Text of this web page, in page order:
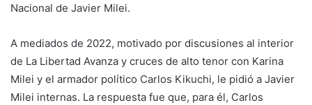
Nacional de Javier Milei.
A mediados de 2022, motivado por discusiones al interior
de La Libertad Avanza y cruces de alto tenor con Karina
Milei y el armador político Carlos Kikuchi, le pidió a Javier
Milei internas. La respuesta fue que, para él, Carlos